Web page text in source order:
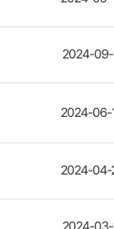
2024-09-
2024-06-
2024-04-